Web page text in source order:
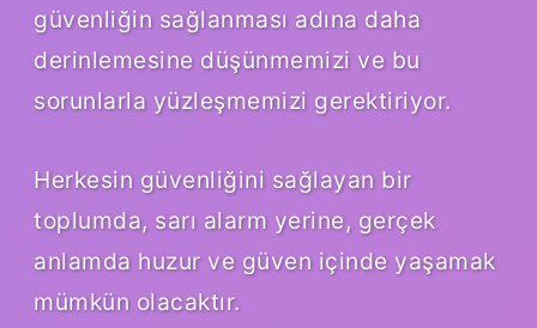
güvenliğin sağlanması adına daha
derinlemesine düşünmemizi ve bu
sorunlarla yüzleşmemizi gerektiriyor.
Herkesin güvenliğini sağlayan bir
toplumda, sarı alarm yerine, gerçek
anlamda huzur ve güven içinde yaşamak
mümkün olacaktır.